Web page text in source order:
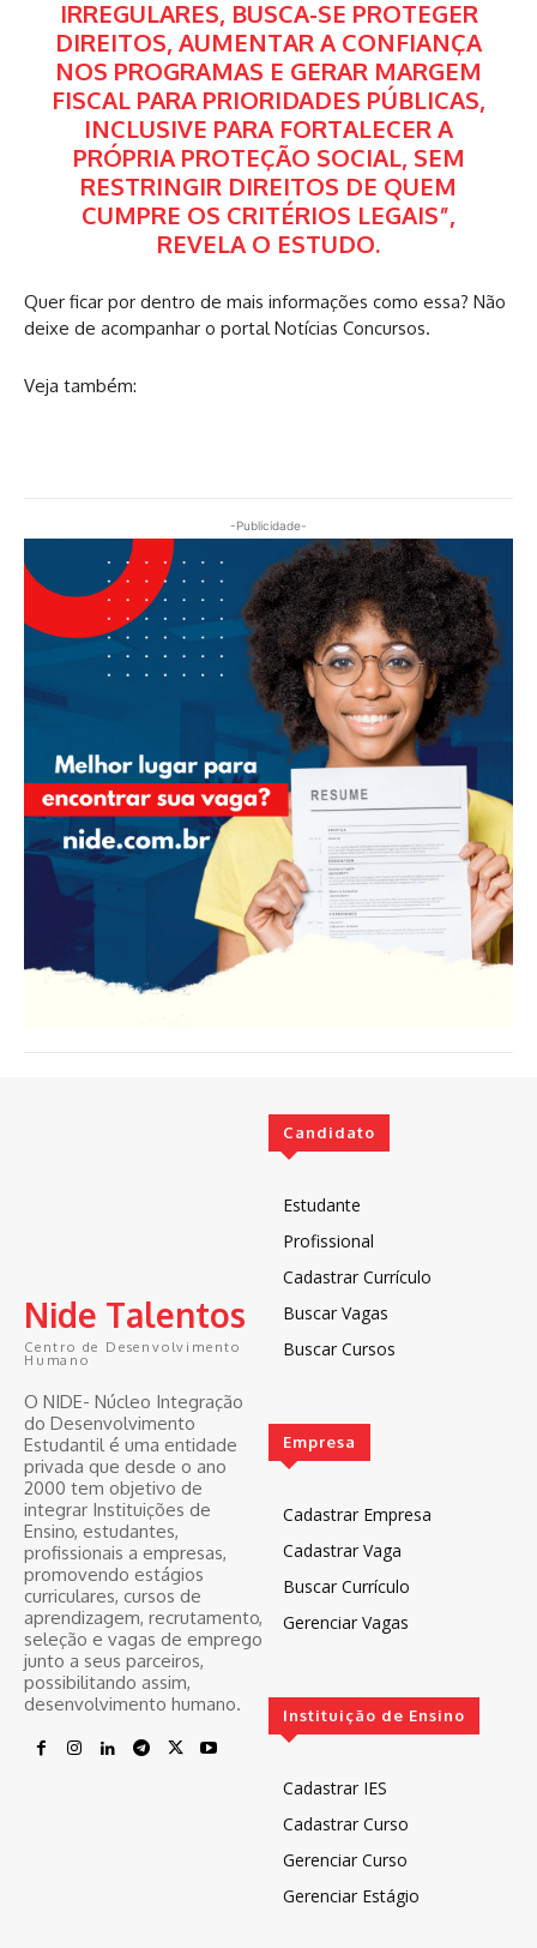
IRREGULARES, BUSCA-SE PROTEGER
DIREITOS, AUMENTAR A CONFIANÇA
NOS PROGRAMAS E GERAR MARGEM
FISCAL PARA PRIORIDADES PÚBLICAS,
INCLUSIVE PARA FORTALECER A
PRÓPRIA PROTEÇÃO SOCIAL, SEM
RESTRINGIR DIREITOS DE QUEM
CUMPRE OS CRITÉRIOS LEGAIS”,
REVELA O ESTUDO.
Quer ficar por dentro de mais informações como essa? Não
deixe de acompanhar o portal Notícias Concursos.
Veja também:
-Publicidade-
Nide Talentos
Centro de Desenvolvimento
Humano
O NIDE- Núcleo Integração
do Desenvolvimento
Estudantil é uma entidade
privada que desde o ano
2000 tem objetivo de
integrar Instituições de
Ensino, estudantes,
profissionais a empresas,
promovendo estágios
curriculares, cursos de
aprendizagem, recrutamento,
seleção e vagas de emprego
junto a seus parceiros,
possibilitando assim,
desenvolvimento humano.
Candidato
Estudante
Profissional
Cadastrar Currículo
Buscar Vagas
Buscar Cursos
Empresa
Cadastrar Empresa
Cadastrar Vaga
Buscar Currículo
Gerenciar Vagas
Instituição de Ensino
Cadastrar IES
Cadastrar Curso
Gerenciar Curso
Gerenciar Estágio